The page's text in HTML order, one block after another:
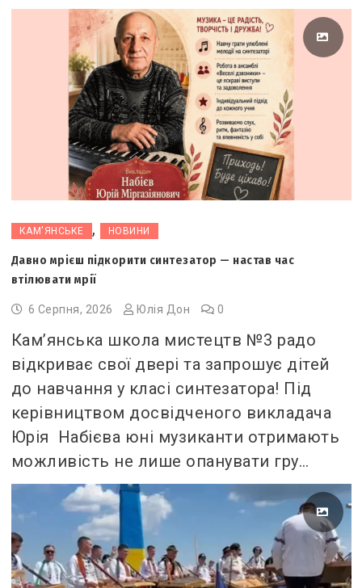
КАМ'ЯНСЬКЕ , НОВИНИ
Давно мрієш підкорити синтезатор — настав час
втілювати мрії
6 Серпня, 2026 Юлія Дон 0
Кам’янська школа мистецтв №3 радо
відкриває свої двері та запрошує дітей
до навчання у класі синтезатора! Під
керівництвом досвідченого викладача
Юрія Набієва юні музиканти отримають
можливість не лише опанувати гру…